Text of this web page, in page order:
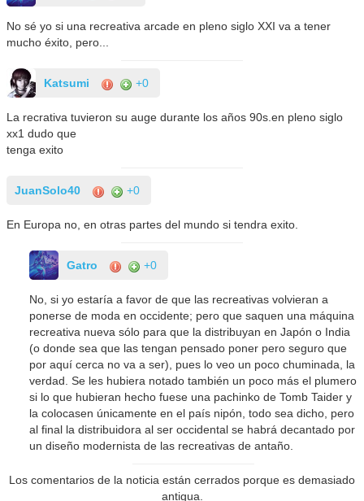
No sé yo si una recreativa arcade en pleno siglo XXI va a tener
mucho éxito, pero...
Katsumi +0
La recrativa tuvieron su auge durante los años 90s.en pleno siglo
xx1 dudo que
tenga exito
JuanSolo40 +0
En Europa no, en otras partes del mundo si tendra exito.
Gatro +0
No, si yo estaría a favor de que las recreativas volvieran a
ponerse de moda en occidente; pero que saquen una máquina
recreativa nueva sólo para que la distribuyan en Japón o India
(o donde sea que las tengan pensado poner pero seguro que
por aquí cerca no va a ser), pues lo veo un poco chuminada, la
verdad. Se les hubiera notado también un poco más el plumero
si lo que hubieran hecho fuese una pachinko de Tomb Taider y
la colocasen únicamente en el país nipón, todo sea dicho, pero
al final la distribuidora al ser occidental se habrá decantado por
un diseño modernista de las recreativas de antaño.
Los comentarios de la noticia están cerrados porque es demasiado
antigua.